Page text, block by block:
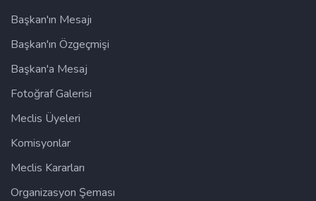
Başkan'ın Mesajı
Başkan'ın Özgeçmişi
Başkan'a Mesaj
Fotoğraf Galerisi
Meclis Üyeleri
Komisyonlar
Meclis Kararları
Organizasyon Şeması